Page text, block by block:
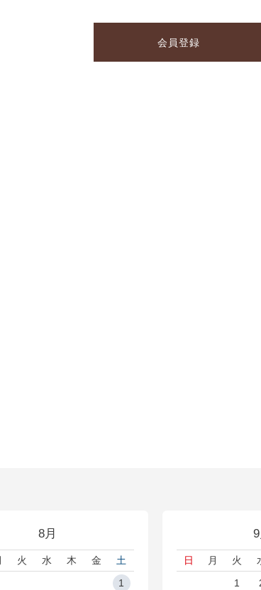
会員登録
8月
火 水 木 金
土
1
9
日 月 火
1